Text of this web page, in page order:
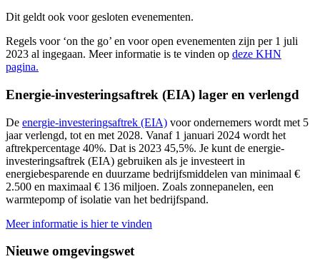
Dit geldt ook voor gesloten evenementen.
Regels voor ‘on the go’ en voor open evenementen zijn per 1 juli
2023 al ingegaan. Meer informatie is te vinden op deze KHN
pagina.
Energie-investeringsaftrek (EIA) lager en verlengd
De energie-investeringsaftrek (EIA) voor ondernemers wordt met 5
jaar verlengd, tot en met 2028. Vanaf 1 januari 2024 wordt het
aftrekpercentage 40%. Dat is 2023 45,5%. Je kunt de energie-
investeringsaftrek (EIA) gebruiken als je investeert in
energiebesparende en duurzame bedrijfsmiddelen van minimaal €
2.500 en maximaal € 136 miljoen. Zoals zonnepanelen, een
warmtepomp of isolatie van het bedrijfspand.
Meer informatie is hier te vinden
Nieuwe omgevingswet